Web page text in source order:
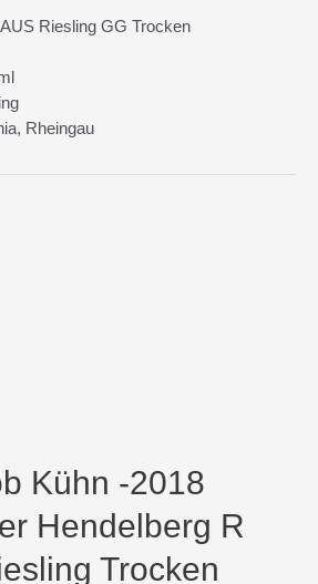
Riesling GG Trocken
Rheingau
Kühn -2018
Hendelberg R
Trocken